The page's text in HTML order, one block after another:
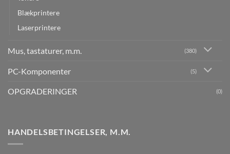
Blækprintere
Laserprintere
Mus, tastaturer, m.m. (380)
PC-Komponenter (5)
OPGRADERINGER (0)
HANDELSBETINGELSER, M.M.